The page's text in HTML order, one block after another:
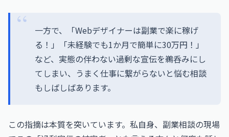
一方で、「Webデザイナーは副業で楽に稼げ
る！」「未経験でも1か月で簡単に30万円！」
など、実態の伴わない過剰な宣伝を鵜呑みにし
てしまい、うまく仕事に繋がらないと悩む相談
もしばしばあります。
この指摘は本質を突いています。私自身、副業相談の現場